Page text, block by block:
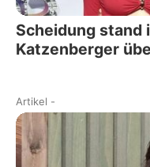
Scheidung stand
Katzenberger
Artikel -